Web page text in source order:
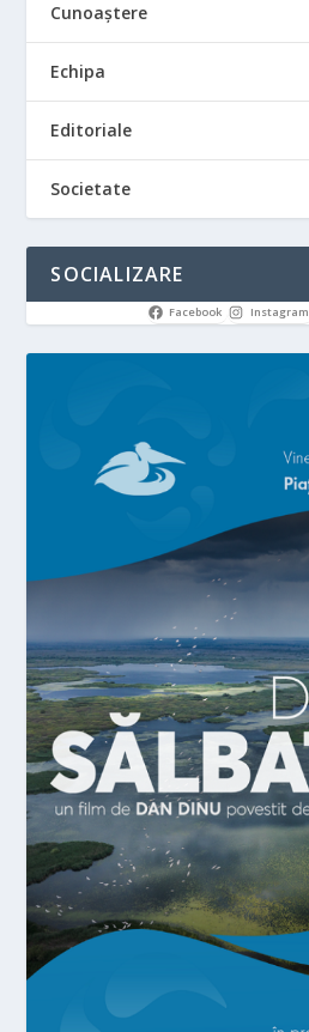
Cunoaștere
Echipa
Editoriale
Societate
SOCIALIZARE
Facebook Instagram